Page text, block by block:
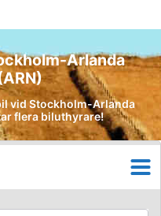
Arlanda
vid Stockholm-Arlanda
flera biluthyrare!